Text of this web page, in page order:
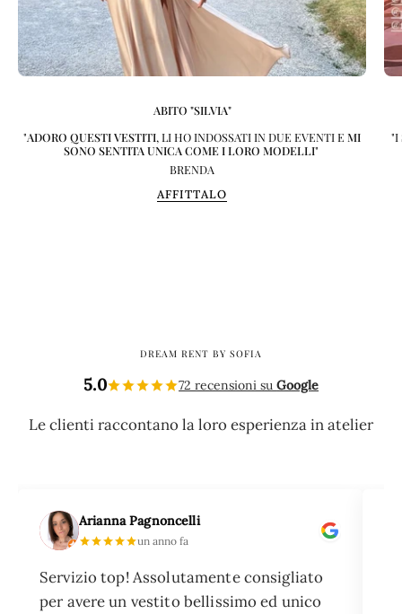
ABITO "SILVIA"
"ADORO QUESTI VESTITI, LI HO INDOSSATI IN DUE EVENTI E MI
SONO SENTITA UNICA COME I LORO MODELLI"
BRENDA
AFFITTALO
"I
DREAM RENT BY SOFIA
5.0 72 recensioni suGoogle
Le clienti raccontano la loro esperienza in atelier
Arianna Pagnoncelli
un anno fa
Servizio top! Assolutamente consigliato
per avere un vestito bellissimo ed unico